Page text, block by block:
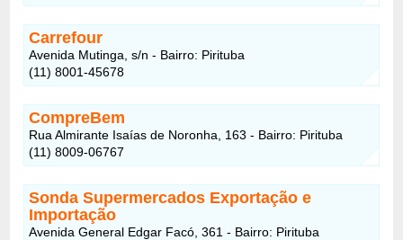
Carrefour
Avenida Mutinga, s/n - Bairro: Pirituba
(11) 8001-45678
CompreBem
Rua Almirante Isaías de Noronha, 163 - Bairro: Pirituba
(11) 8009-06767
Sonda Supermercados Exportação e
Importação
Avenida General Edgar Facó, 361 - Bairro: Pirituba